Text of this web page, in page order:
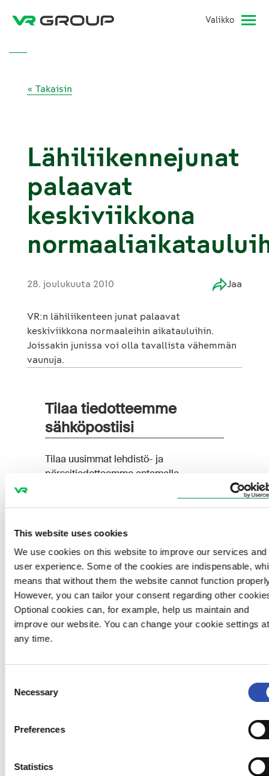
This website uses cookies
We use cookies on this website to improve our services and
user experience. Some of the cookies are indispensable,
means that without them the website cannot function
However, you can tailor your consent regarding other
Optional cookies can, for example, help us maintain and
improve our website. You can change your cookie settings at
any time.
Selection
Necessary
Preferences
Statistics
Valikko
« Takaisin
Lähiliikennejunat
palaavat
keskiviikkona
28. joulukuuta 2010 Jaa
VR:n lähiliikenteen junat palaavat
keskiviikkona normaaleihin aikatauluihin.
Joissakin junissa voi olla tavallista vähemmän
vaunuja.